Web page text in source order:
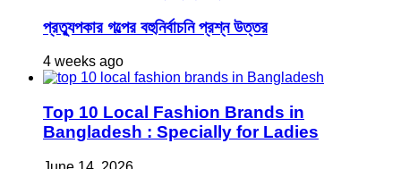
প্রত্যুপকার গল্পের বহুনির্বাচনি প্রশ্ন উত্তর
4 weeks ago
Top 10 Local Fashion Brands in
Bangladesh : Specially for Ladies